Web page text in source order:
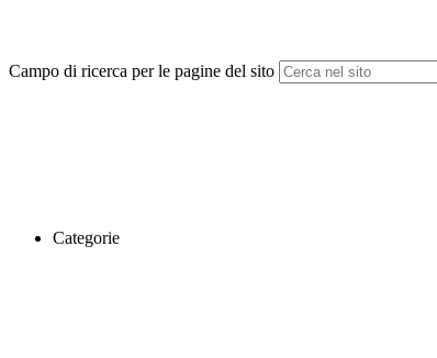
Campo di ricerca per le pagine del sito
Categorie